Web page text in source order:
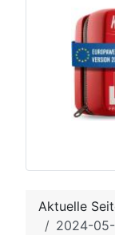
Aktuelle
2024-